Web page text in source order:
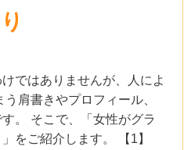
ではありませんが、人によ
肩書きやプロフィール、
。 そこで、「女性がグラ
」をご紹介します。 【1】